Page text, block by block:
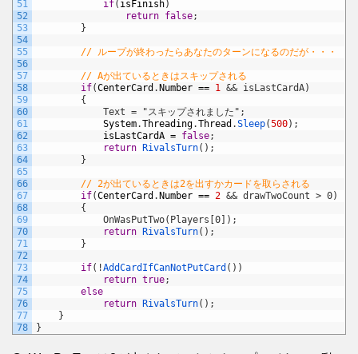
51
52
53
54
55
56
57
58
59
60
61
62
63
64
65
66
67
68
69
70
71
72
73
74
75
76
77
78
if( isFinish)
return false;
}
// ループが終わったらあなたのターンになるのだが・・・
// Aが出ているときはスキップされる
if(CenterCard . Number == 1 && isLastCardA)
{
Text = "スキップされました";
System.Threading.Thread .Sleep(500) ;
isLastCardA = false;
return
RivalsTurn( ) ;
}
// 2が出ているときは2を出すかカードを取らされる
if(CenterCard . Number == 2 && drawTwoCount > 0)
{
OnWasPutTwo(Players[0]);
return
RivalsTurn( ) ;
}
if( !AddCardIfCanNotPutCard ( ) )
return true;
else
return
RivalsTurn( ) ;
}
}